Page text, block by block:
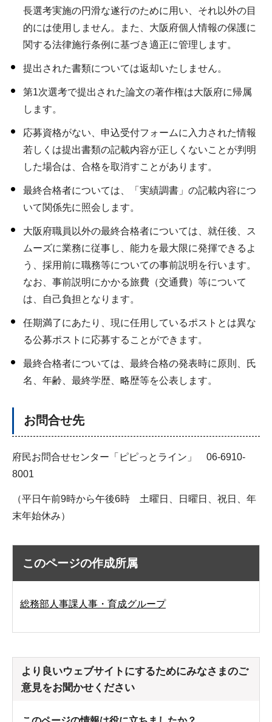
長選考実施の円滑な遂行のために用い、それ以外の目
的には使用しません。また、大阪府個人情報の保護に
関する法律施行条例に基づき適正に管理します。
提出された書類については返却いたしません。
第1次選考で提出された論文の著作権は大阪府に帰属
します。
応募資格がない、申込受付フォームに入力された情報
若しくは提出書類の記載内容が正しくないことが判明
した場合は、合格を取消すことがあります。
最終合格者については、「実績調書」の記載内容につ
いて関係先に照会します。
大阪府職員以外の最終合格者については、就任後、ス
ムーズに業務に従事し、能力を最大限に発揮できるよ
う、採用前に職務等についての事前説明を行います。
なお、事前説明にかかる旅費（交通費）等について
は、自己負担となります。
任期満了にあたり、現に任用しているポストとは異な
る公募ポストに応募することができます。
最終合格者については、最終合格の発表時に原則、氏
名、年齢、最終学歴、略歴等を公表します。
お問合せ先
府民お問合せセンター「ピピっとライン」 06-6910-
8001
（平日午前9時から午後6時 土曜日、日曜日、祝日、年
末年始休み）
このページの作成所属
総務部人事課人事・育成グループ
より良いウェブサイトにするためにみなさまのご
意見をお聞かせください